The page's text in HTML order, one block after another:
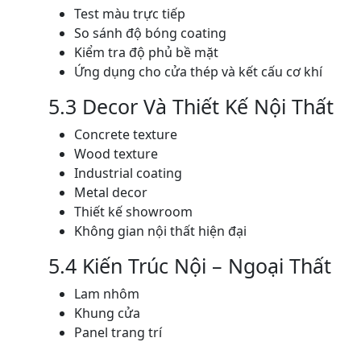
Test màu trực tiếp
So sánh độ bóng coating
Kiểm tra độ phủ bề mặt
Ứng dụng cho cửa thép và kết cấu cơ khí
5.3 Decor Và Thiết Kế Nội Thất
Concrete texture
Wood texture
Industrial coating
Metal decor
Thiết kế showroom
Không gian nội thất hiện đại
5.4 Kiến Trúc Nội – Ngoại Thất
Lam nhôm
Khung cửa
Panel trang trí